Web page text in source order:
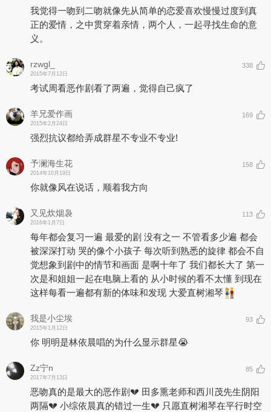
我觉得一吻到二吻就像先从简单的恋爱喜欢慢慢过度到真
正的爱情，之中贯穿着亲情，两个人，一起寻找生命的意
义。
rzwgl_
2015年7月12日
338
考试周看恶作剧看了两遍，觉得自己疯了
羊兄爱作画
2015年2月24日
169
强烈抗议都给弄成群星不专业不专业!
予澜海生花
2014年10月19日
158
你就像风在说话，顺着我方向
又见炊烟袅
2016年1月7日
113
每年都会复习一遍 最爱的剧 没有之一 不管看多少遍 都会
被深深打动 哭的像个小孩子 每次听到熟悉的旋律 都会不自
觉想象到剧中的情节和画面 是啊十年了 我们都长大了 第一
次是和姐姐一起在电脑上看的 从小时候的看不太懂 到现在
这样每看一遍都有新的体味和发现 大爱直树湘琴
我是小尘埃
2015年1月12日
93
你 明明是林依晨唱的为什么显示群星😭
Zz宁n
2017年7月13日
85
恶吻真的是最大的恶作剧💔 田多熏老师和西川茂先生阴阳
两隔💔 小综依晨真的错过一生💔 只愿直树湘琴在平行时空